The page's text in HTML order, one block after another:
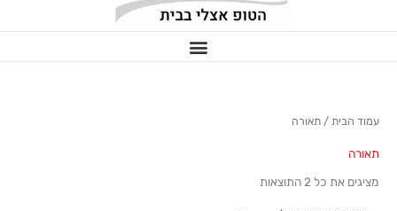
עמוד הבית / תאורה
תאורה
מציגים את כל ⁦2⁩ התוצאות